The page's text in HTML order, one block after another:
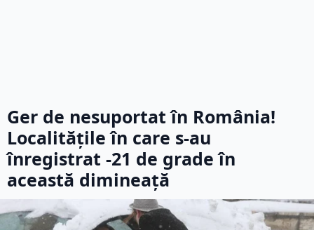
Ger de nesuportat în România!
Localitățile în care s-au
înregistrat -21 de grade în
această dimineață